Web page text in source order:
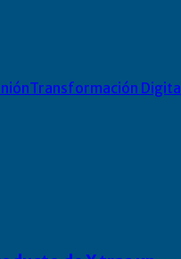
Transformación Digital